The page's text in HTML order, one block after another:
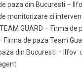
paza din Bucuresti –
monitorizare si
TEAM GUARD – Firma de
Firma de paza Team
din Bucuresti – Ilfov